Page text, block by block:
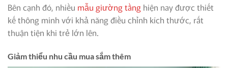
Bên cạnh đó, nhiều mẫu giường tầng hiện nay được thiết
kế thông minh với khả năng điều chỉnh kích thước, rất
thuận tiện khi trẻ lớn lên.
Giảm thiểu nhu cầu mua sắm thêm